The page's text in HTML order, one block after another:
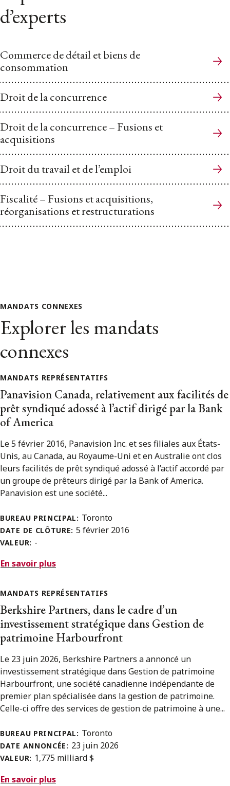
d’experts
Commerce de détail et biens de
consommation
Droit de la concurrence
Droit de la concurrence – Fusions et
acquisitions
Droit du travail et de l’emploi
Fiscalité – Fusions et acquisitions,
réorganisations et restructurations
MANDATS CONNEXES
Explorer les mandats
connexes
MANDATS REPRÉSENTATIFS
Panavision Canada, relativement aux facilités de
prêt syndiqué adossé à l’actif dirigé par la Bank
of America
Le 5 février 2016, Panavision Inc. et ses filiales aux États-
Unis, au Canada, au Royaume-Uni et en Australie ont clos
leurs facilités de prêt syndiqué adossé à l’actif accordé par
un groupe de prêteurs dirigé par la Bank of America.
Panavision est une société...
BUREAU PRINCIPAL: Toronto
DATE DE CLÔTURE: 5 février 2016
VALEUR: -
En savoir plus
MANDATS REPRÉSENTATIFS
Berkshire Partners, dans le cadre d’un
investissement stratégique dans Gestion de
patrimoine Harbourfront
Le 23 juin 2026, Berkshire Partners a annoncé un
investissement stratégique dans Gestion de patrimoine
Harbourfront, une société canadienne indépendante de
premier plan spécialisée dans la gestion de patrimoine.
Celle-ci offre des services de gestion de patrimoine à une...
BUREAU PRINCIPAL: Toronto
DATE ANNONCÉE: 23 juin 2026
VALEUR: 1,775 milliard $
En savoir plus